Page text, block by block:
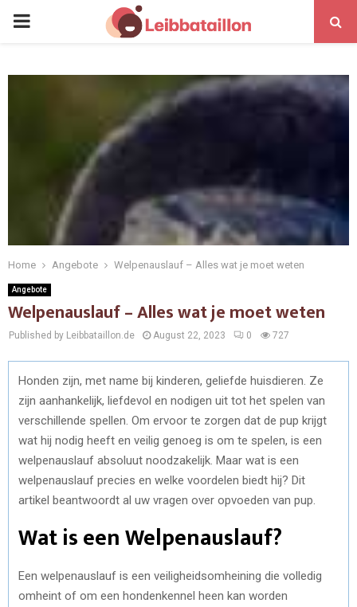
Home Angebote Welpenauslauf – Alles wat je moet weten
Angebote
Welpenauslauf – Alles wat je moet weten
Published by Leibbataillon.de August 22, 2023 0 727
Honden zijn, met name bij kinderen, geliefde huisdieren. Ze
zijn aanhankelijk, liefdevol en nodigen uit tot het spelen van
verschillende spellen. Om ervoor te zorgen dat de pup krijgt
wat hij nodig heeft en veilig genoeg is om te spelen, is een
welpenauslauf absoluut noodzakelijk. Maar wat is een
welpenauslauf precies en welke voordelen biedt hij? Dit
artikel beantwoordt al uw vragen over opvoeden van pup.
Wat is een Welpenauslauf?
Een welpenauslauf is een veiligheidsomheining die volledig
omheint of om een hondenkennel heen kan worden